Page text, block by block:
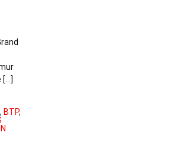
[…]
, BTP,